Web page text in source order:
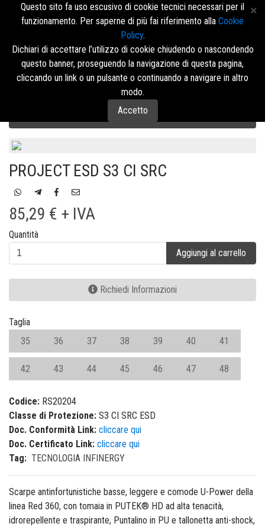
Menù
Calzature di Sicurezza U-Power RED 360
PROJECT ESD S3 CI SRC
85,29 € + IVA
Quantità
Aggiungi al carrello
Richiedi Informazioni
Taglia
35
36 37 38 39 40 41
42 43 44 45 46 47 48
Codice: RS20204
Classe di Protezione: S3 CI SRC ESD
Doc. Conformità Link: cliccare qui
Doc. Certificato Link: cliccare qui
Tag: TECNOLOGIA INFINERGY
Scarpe antinfortunistiche basse, leggere e comode U-Power della
linea Red 360, con tomaia in PUTEK® HD ad alta tenacità,
idrorepellente e traspirante, Puntalino in PU e tallonetta anti-shock,
Questo sito fa uso escusivo di cookie tecnici necessari per il
funzionamento. Per saperne di più fai riferimento alla Cookie
Policy.
Dichiari di accettare l’utilizzo di cookie chiudendo o nascondendo
questo banner, proseguendo la navigazione di questa pagina,
cliccando un link o un pulsante o continuando a navigare in altro
modo.
Accetto